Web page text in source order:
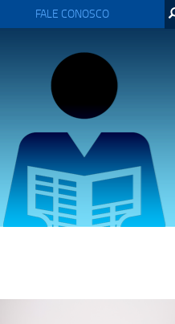
FALE CONOSCO